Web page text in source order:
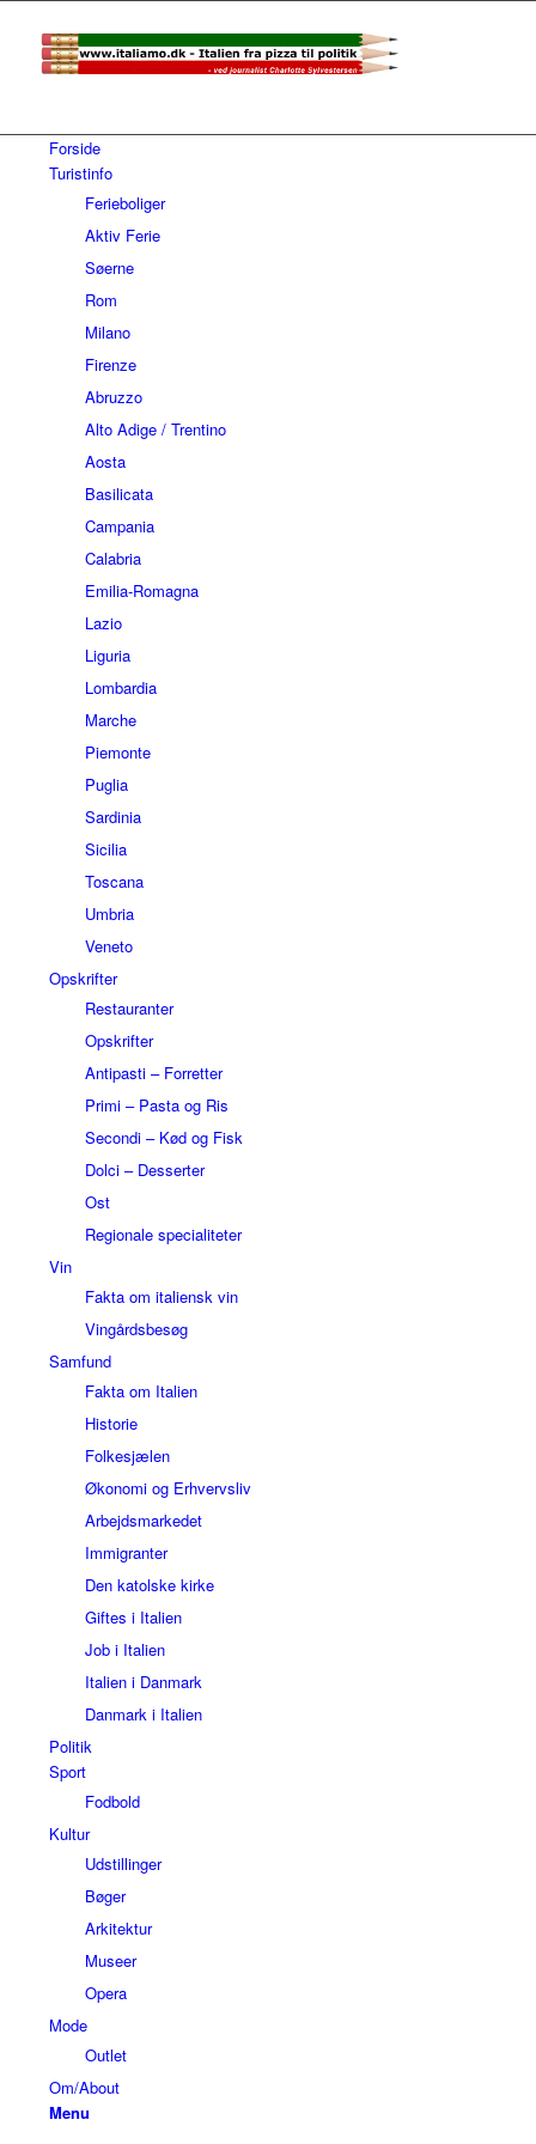
Forside
Turistinfo
Ferieboliger
Aktiv Ferie
Søerne
Rom
Milano
Firenze
Abruzzo
Alto Adige / Trentino
Aosta
Basilicata
Campania
Calabria
Emilia-Romagna
Lazio
Liguria
Lombardia
Marche
Piemonte
Puglia
Sardinia
Sicilia
Toscana
Umbria
Veneto
Opskrifter
Restauranter
Opskrifter
Antipasti – Forretter
Primi – Pasta og Ris
Secondi – Kød og Fisk
Dolci – Desserter
Ost
Regionale specialiteter
Vin
Fakta om italiensk vin
Vingårdsbesøg
Samfund
Fakta om Italien
Historie
Folkesjælen
Økonomi og Erhvervsliv
Arbejdsmarkedet
Immigranter
Den katolske kirke
Giftes i Italien
Job i Italien
Italien i Danmark
Danmark i Italien
Politik
Sport
Fodbold
Kultur
Udstillinger
Bøger
Arkitektur
Museer
Opera
Mode
Outlet
Om/About
Menu